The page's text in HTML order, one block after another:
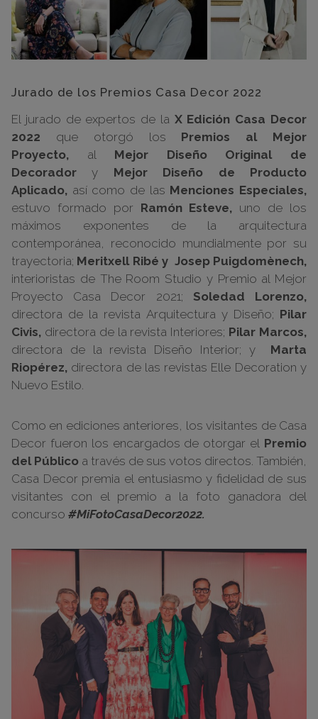
Jurado de los Premios Casa Decor 2022
El jurado de expertos de la X Edición Casa Decor
2022 que otorgó los Premios al Mejor
Proyecto, al Mejor Diseño Original
de
Decorador y Mejor Diseño de Producto
Aplicado, así como de las Menciones Especiales,
estuvo formado por Ramón Esteve, uno de los
máximos exponentes de la arquitectura
contemporánea, reconocido mundialmente por su
trayectoria; Meritxell Ribé y Josep Puigdomènech,
interioristas de The Room Studio y Premio al Mejor
Proyecto Casa Decor 2021; Soledad Lorenzo,
directora de la revista Arquitectura y Diseño; Pilar
Civis, directora de la revista Interiores; Pilar Marcos,
directora de la revista Diseño Interior; y Marta
Riopérez, directora de las revistas Elle Decoration y
Nuevo Estilo.
Como en ediciones anteriores, los visitantes de Casa
Decor fueron los encargados de otorgar el Premio
del Público a través de sus votos directos. También,
Casa Decor premia el entusiasmo y fidelidad de sus
visitantes con el premio a la foto ganadora del
concurso #MiFotoCasaDecor2022.